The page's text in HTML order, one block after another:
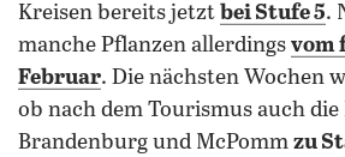
Kreisen bereits jetzt bei Stufe 5.
manche Pflanzen allerdings vom
Februar. Die nächsten Wochen
ob nach dem Tourismus auch
Brandenburg und McPomm zu